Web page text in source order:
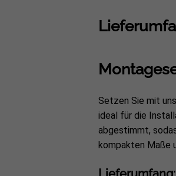
Setzen Sie mit
ideal für die
abgestimmt,
kompakten Maße